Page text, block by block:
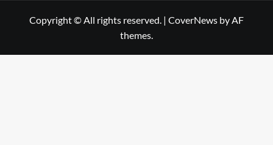
Copyright © All rights reserved. | CoverNews by AF
themes.